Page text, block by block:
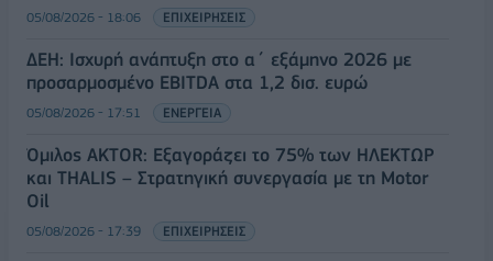
05/08/2026 - 18:06 ΕΠΙΧΕΙΡΗΣΕΙΣ
ΔΕΗ: Ισχυρή ανάπτυξη στο α΄ εξάμηνο 2026 με
προσαρμοσμένο EBITDA στα 1,2 δισ. ευρώ
05/08/2026 - 17:51 ΕΝΕΡΓΕΙΑ
Όμιλος AKTOR: Εξαγοράζει το 75% των ΗΛΕΚΤΩΡ
και THALIS – Στρατηγική συνεργασία με τη Motor
Oil
05/08/2026 - 17:39 ΕΠΙΧΕΙΡΗΣΕΙΣ